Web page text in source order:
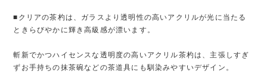
■クリアの茶杓は、ガラスより透明性の高いアクリルが光に当たる
ときらびやかに輝き高級感が漂います。
斬新でかつハイセンスな透明度の高いアクリル茶杓は、主張しすぎ
ずお手持ちの抹茶碗などの茶道具にも馴染みやすいデザイン。